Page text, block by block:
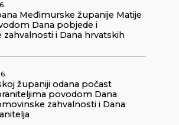
Međimurske županije Matije
Dana pobjede i
i Dana hrvatskih
županiji odana počast
povodom Dana
zahvalnosti i Dana